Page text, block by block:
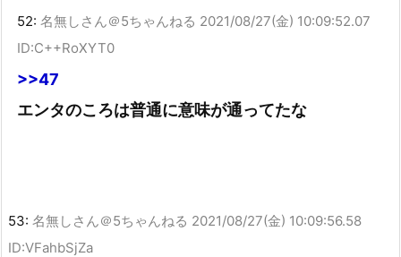
52: 名無しさん＠5ちゃんねる 2021/08/27(金) 10:09:52.07
ID:C++RoXYT0
>>47
エンタのころは普通に意味が通ってたな
53: 名無しさん＠5ちゃんねる 2021/08/27(金) 10:09:56.58
ID:VFahbSjZa